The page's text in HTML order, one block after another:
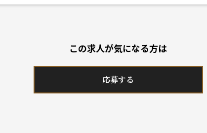
この求人が気になる方は
応募する